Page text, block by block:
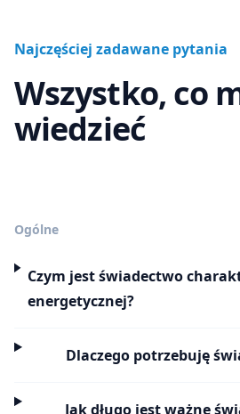
Najczęściej zadawane pytania
Wszystko, co
wiedzieć
Ogólne
Czym jest świadectwo
energetycznej?
Dlaczego potrzebuję
Jak długo jest ważne